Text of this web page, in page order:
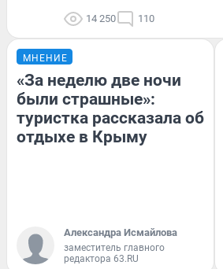
14 250 110
МНЕНИЕ
«За неделю две ночи
были страшные»:
туристка рассказала об
отдыхе в Крыму
Александра Исмайлова
заместитель главного
редактора 63.RU